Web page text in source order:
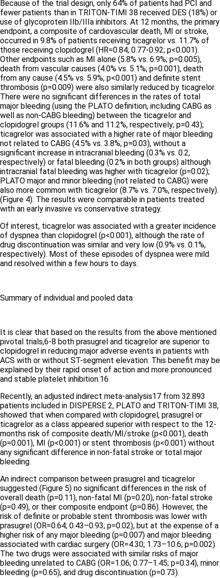
Because of the trial design, only 64% of patients had PCI and
fewer patients than in TRITON-TIMI 38 received DES (18%) or
use of glycoprotein IIb/IIIa inhibitors. At 12 months, the primary
endpoint, a composite of cardiovascular death, MI or stroke,
occurred in 9.8% of patients receiving ticagrelor vs. 11.7% of
those receiving clopidogrel (HR=0.84; 0.77-0.92; p<0.001).
Other endpoints such as MI alone (5.8% vs. 6.9%; p=0.005),
death from vascular causes (4.0% vs. 5.1%; p=0.001), death
from any cause (4.5% vs. 5.9%; p<0.001) and definite stent
thrombosis (p=0.009) were also similarly reduced by ticagrelor.
There were no significant differences in the rates of total
major bleeding (using the PLATO definition, including CABG as
well as non-CABG bleeding) between the ticagrelor and
clopidogrel groups (11.6% and 11.2%, respectively; p=0.43);
ticagrelor was associated with a higher rate of major bleeding
not related to CABG (4.5% vs. 3.8%; p=0.03), without a
significant increase in intracranial bleeding (0.3% vs. 0.2,
respectively) or fatal bleeding (0.2% in both groups) although
intracranial fatal bleeding was higher with ticagrelor (p=0.02);
PLATO major and minor bleeding (not related to CABG) were
also more common with ticagrelor (8.7% vs. 7.0%, respectively).
(Figure 4). The results were comparable in patients treated
with an early invasive vs conservative strategy.
Of interest, ticagrelor was associated with a greater incidence
of dyspnea than clopidogrel (p<0.001), although the rate of
drug discontinuation was similar and very low (0.9% vs. 0.1%,
respectively). Most of these episodes of dyspnea were mild
and resolved within a few hours to days.
Summary of individual and pooled data
It is clear that based on the results from the above mentioned
pivotal trials,6-8 both prasugrel and ticagrelor are superior to
clopidogrel in reducing major adverse events in patients with
ACS with or without ST-segment elevation. This benefit may be
explained by their rapid onset of action and more pronounced
and stable platelet inhibition.16
Recently, an adjusted indirect meta-analysis17 from 32.893
patients included in DISPERSE 2, PLATO and TRITON-TIMI 38,
showed that when compared with clopidogrel, prasugrel or
ticagrelor as a class appeared superior with respect to the 12-
months risk of composite death/MI/stroke (p<0.001), death
(p=0.001), MI (p<0.001) or stent thrombosis (p<0.001) without
any significant difference in non-fatal stroke or total major
bleeding.
An indirect comparison between prasugrel and ticagrelor
suggested (Figure 5) no significant differences in the risk of
overall death (p=0.11), non-fatal MI (p=0.20), non-fatal stroke
(p=0.49), or their composite endpoint (p=0.86). However, the
risk of definite or probable stent thrombosis was lower with
prasugrel (OR=0.64; 0.43–0.93; p=0.02), but at the expense of a
higher risk of any major bleeding (p=0.007) and major bleeding
associated with cardiac surgery (OR=4.30; 1.73–10.6; p=0.002).
The two drugs were associated with similar risks of major
bleeding unrelated to CABG (OR=1.06; 0.77–1.45; p=0.34), minor
bleeding (p=0.65), and drug discontinuation (p=0.73).